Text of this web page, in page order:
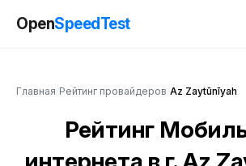
OpenSpeedTest
Главная Рейтинг провайдеров Az Zaytūnīyah
Рейтинг